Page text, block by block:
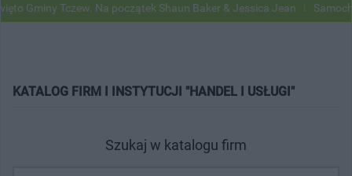
Gminy Tczew. Na początek Shaun Baker & Jessica Jean
KATALOG FIRM I INSTYTUCJI "HANDEL I USŁUGI"
Szukaj w katalogu firm